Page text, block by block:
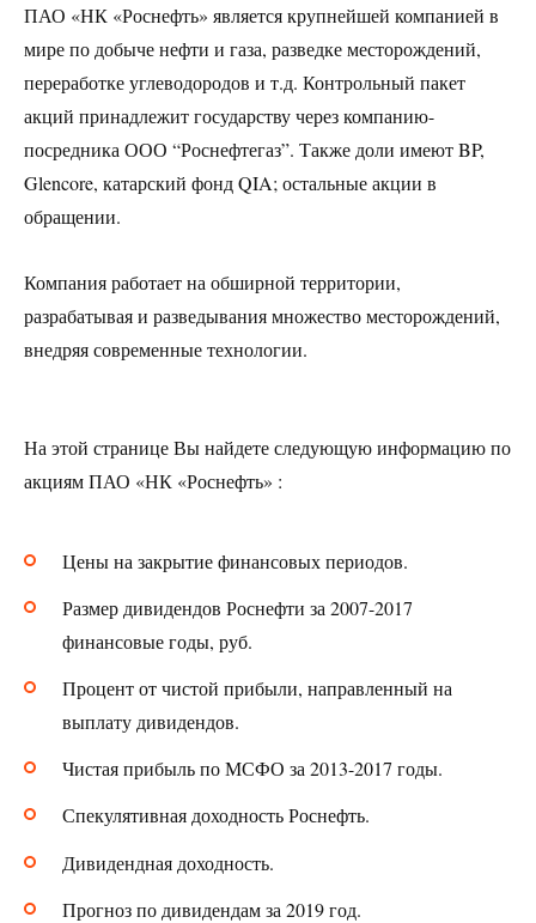
ПАО «НК «Роснефть» является крупнейшей компанией в
мире по добыче нефти и газа, разведке месторождений,
переработке углеводородов и т.д. Контрольный пакет
акций принадлежит государству через компанию-
посредника ООО “Роснефтегаз”. Также доли имеют BP,
Glencore, катарский фонд QIA; остальные акции в
обращении.
Компания работает на обширной территории,
разрабатывая и разведывания множество месторождений,
внедряя современные технологии.
На этой странице Вы найдете следующую информацию по
акциям ПАО «НК «Роснефть» :
Цены на закрытие финансовых периодов.
Размер дивидендов Роснефти за 2007-2017
финансовые годы, руб.
Процент от чистой прибыли, направленный на
выплату дивидендов.
Чистая прибыль по МСФО за 2013-2017 годы.
Спекулятивная доходность Роснефть.
Дивидендная доходность.
Прогноз по дивидендам за 2019 год.